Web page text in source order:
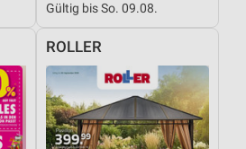
Gültig bis So. 09.08.
ROLLER